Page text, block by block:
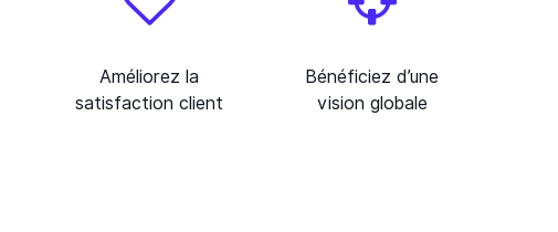
Améliorez la
satisfaction client
Bénéficiez d’une
vision globale